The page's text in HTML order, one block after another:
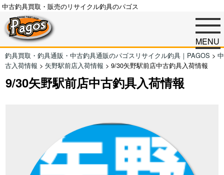
中古釣具買取・販売のリサイクル釣具のパゴス
MENU
釣具買取・釣具通販・中古釣具通販のパゴスリサイクル釣具｜PAGOS > 中
古入荷情報 > 矢野駅前店入荷情報 > 9/30矢野駅前店中古釣具入荷情報
9/30矢野駅前店中古釣具入荷情報